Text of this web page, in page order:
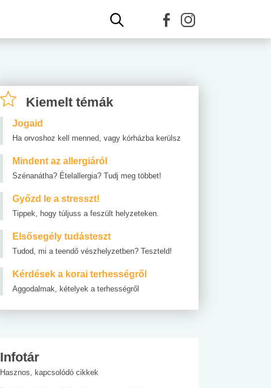
Kiemelt témák
Jogaid
Ha orvoshoz kell menned, vagy kórházba kerülsz
Mindent az allergiáról
Szénanátha? Ételallergia? Tudj meg többet!
Győzd le a stresszt!
Tippek, hogy túljuss a feszült helyzeteken.
Elsősegély tudásteszt
Tudod, mi a teendő vészhelyzetben? Teszteld!
Kérdések a korai terhességről
Aggodalmak, kételyek a terhességről
Infotár
Hasznos, kapcsolódó cikkek